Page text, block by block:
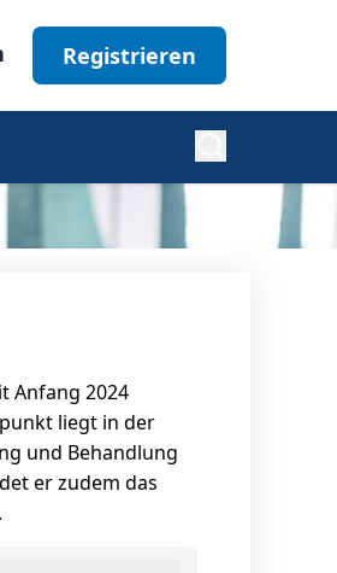
Registrieren
Anfang 2024
liegt in der
und Behandlung
er zudem das